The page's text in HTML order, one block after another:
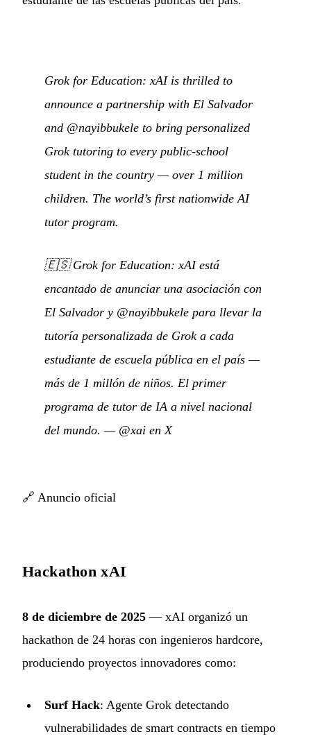
Grok for Education: xAI is thrilled to
announce a partnership with El Salvador
and @nayibbukele to bring personalized
Grok tutoring to every public-school
student in the country — over 1 million
children. The world’s first nationwide AI
tutor program.
🇪🇸Grok for Education: xAI está
encantado de anunciar una asociación con
El Salvador y @nayibbukele para llevar la
tutoría personalizada de Grok a cada
estudiante de escuela pública en el país —
más de 1 millón de niños. El primer
programa de tutor de IA a nivel nacional
del mundo. — @xai en X
🔗 Anuncio oficial
Hackathon xAI
8 de diciembre de 2025 — xAI organizó un
hackathon de 24 horas con ingenieros hardcore,
produciendo proyectos innovadores como:
Surf Hack: Agente Grok detectando
vulnerabilidades de smart contracts en tiempo